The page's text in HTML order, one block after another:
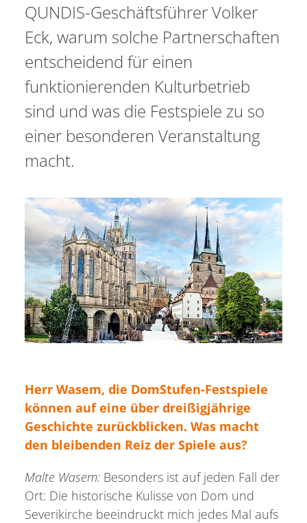
QUNDIS-Geschäftsführer Volker
Eck, warum solche Partnerschaften
entscheidend für einen
funktionierenden Kulturbetrieb
sind und was die Festspiele zu so
einer besonderen Veranstaltung
macht.
Herr Wasem, die DomStufen-Festspiele
können auf eine über dreißigjährige
Geschichte zurückblicken. Was macht
den bleibenden Reiz der Spiele aus?
Malte Wasem: Besonders ist auf jeden Fall der
Ort: Die historische Kulisse von Dom und
Severikirche beeindruckt mich jedes Mal aufs